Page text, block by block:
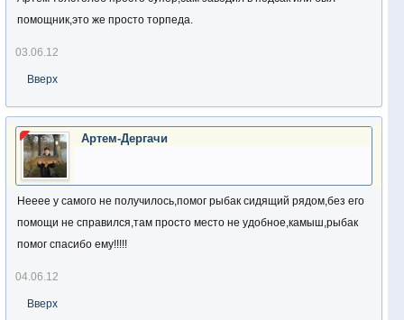
помощник,это же просто торпеда.
03.06.12
Вверх
Артем-Дергачи
Нееее у самого не получилось,помог рыбак сидящий рядом,без его
помощи не справился,там просто место не удобное,камыш,рыбак
помог спасибо ему!!!!!
04.06.12
Вверх